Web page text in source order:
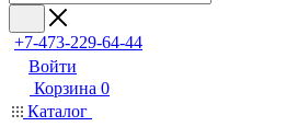
+7-473-229-64-44
Войти
Корзина 0
Каталог